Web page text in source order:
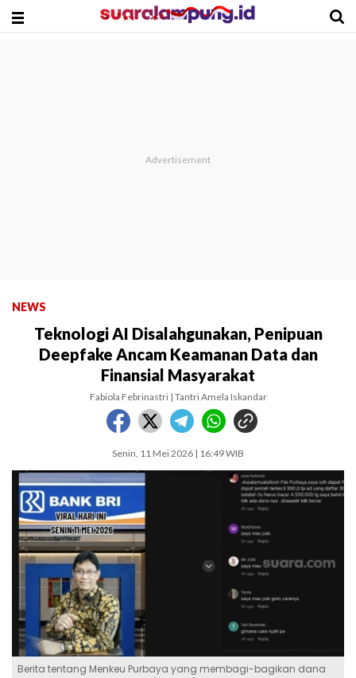
NEWS
Teknologi AI Disalahgunakan, Penipuan
Deepfake Ancam Keamanan Data dan
Finansial Masyarakat
Fabiola Febrinastri | Tantri Amela Iskandar
Senin, 11 Mei 2026 | 16:49 WIB
Berita tentang Menkeu Purbaya yang membagi-bagikan dana